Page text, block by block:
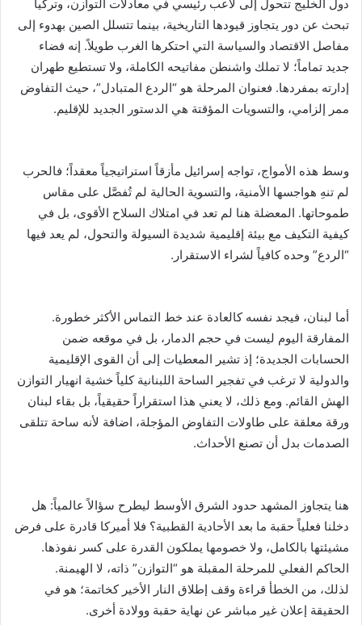
دول الخليج تتحول إلى لاعب رئيسي في معادلات التوازن، وتركيا
تبحث عن دور يتجاوز قيودها التاريخية، بينما تتسلل الصين بهدوء إلى
مفاصل الاقتصاد والسياسة التي احتكرها الغرب طويلاً. إنه فضاء
جديد تماماً؛ لا تملك واشنطن مفاتيحه الكاملة، ولا تستطيع طهران
إدارته بمفردها. فعنوان المرحلة هو “الردع المتبادل”، حيث التفاوض
ممر إلزامي، والتسويات المؤقتة هي الدستور الجديد للإقليم.
وسط هذه الأمواج، تواجه إسرائيل مأزقاً استراتيجياً معقداً؛ فالحرب
لم تنهِ هواجسها الأمنية، والتسوية الحالية لم تُفصَّل على مقاس
طموحاتها. المعضلة هنا لم تعد في امتلاك السلاح الأقوى، بل في
كيفية التكيف مع بيئة إقليمية شديدة السيولة والتحول، لم يعد فيها
“الردع” وحده كافياً لشراء الاستقرار.
أما لبنان، فيجد نفسه كالعادة عند خط التماس الأكثر خطورة.
المفارقة اليوم ليست في حجم الدمار، بل في موقعه ضمن
الحسابات الجديدة؛ إذ تشير المعطيات إلى أن القوى الإقليمية
والدولية لا ترغب في تفجير الساحة اللبنانية كلياً خشية انهيار التوازن
الهش القائم. ومع ذلك، لا يعني هذا استقراراً حقيقياً، بل بقاء لبنان
ورقة معلقة على طاولات التفاوض المؤجلة، اضافة لأنه ساحة تتلقى
الصدمات بدل أن تصنع الأحداث.
هنا يتجاوز المشهد حدود الشرق الأوسط ليطرح سؤالاً عالمياً: هل
دخلنا فعلياً حقبة ما بعد الأحادية القطبية؟ فلا أميركا قادرة على فرض
مشيئتها بالكامل، ولا خصومها يملكون القدرة على كسر نفوذها.
الحاكم الفعلي للمرحلة المقبلة هو “التوازن” ذاته، لا الهيمنة.
لذلك، من الخطأ قراءة وقف إطلاق النار الأخير كخاتمة؛ هو في
الحقيقة إعلان غير مباشر عن نهاية حقبة وولادة أخرى.